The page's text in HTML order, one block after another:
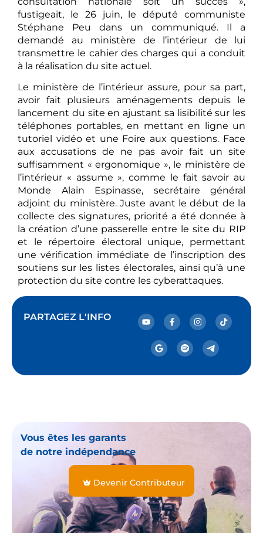
fustigeait, le 26 juin, le député communiste
Stéphane Peu dans un communiqué. Il a
demandé au ministère de l’intérieur de lui
transmettre le cahier des charges qui a conduit
à la réalisation du site actuel.
Le ministère de l’intérieur assure, pour sa part,
avoir fait plusieurs aménagements depuis le
lancement du site en ajustant sa lisibilité sur les
téléphones portables, en mettant en ligne un
tutoriel vidéo et une Foire aux questions. Face
aux accusations de ne pas avoir fait un site
suffisamment « ergonomique », le ministère de
l’intérieur « assume », comme le fait savoir au
Monde Alain Espinasse, secrétaire général
adjoint du ministère. Juste avant le début de la
collecte des signatures, priorité a été donnée à
la création d’une passerelle entre le site du RIP
et le répertoire électoral unique, permettant
une vérification immédiate de l’inscription des
soutiens sur les listes électorales, ainsi qu’à une
protection du site contre les cyberattaques.
PARTAGEZ L'INFO
Vous êtes les garants
de notre indépendance
Devenir Contributeur